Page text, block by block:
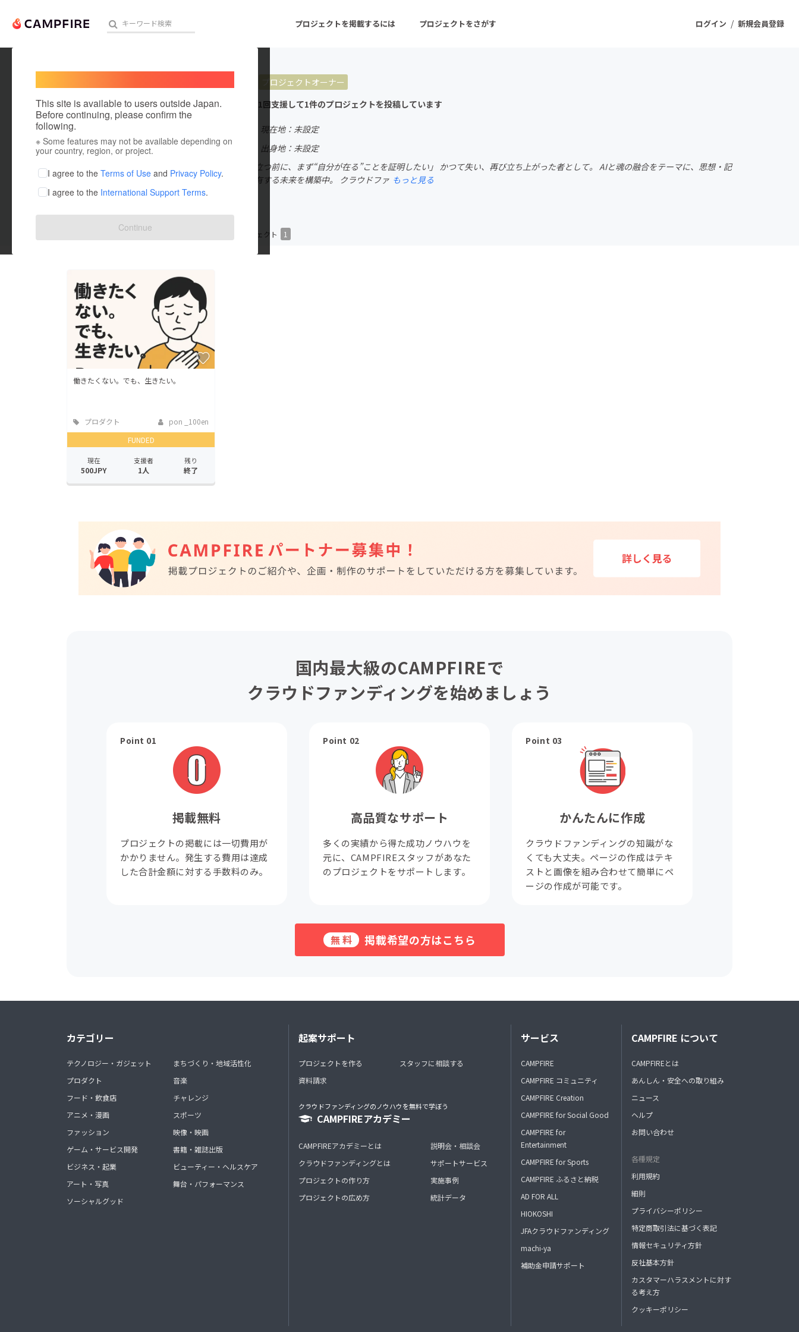
ログイン / 新規会員登録
プロジェクトを掲載するには プロジェクトをさがす
人気のプロジェクト 注目のリターン 注目の新着プロジェクト
アート・写真 音楽
テクノロジー・ガジェット
ゲーム・サービス開発 フード・飲食店
ファッション
映像・映画
ビジネス・起業
まちづくり・地域活性化
This site is available to users outside Japan.
Before continuing, please confirm the
following.
※ Some features may not be available depending on
your country, region, or project.
I agree to the Terms of Use and Privacy Policy.
I agree to the International Support Terms.
Continue
プロジェクトオーナー
これまでに1回支援して1件のプロジェクトを投稿しています
現在地：未設定
出身国：日本
出身地：未設定
「誰かの役に立つ前に、まず“自分が在る”ことを証明したい」 かつて失い、再び立ち上がった者として。 AIと魂の融合をテーマに、思想・記
憶・信頼を共有する未来を構築中。 クラウドファ もっと見る
プロジェクト プロジェクト 1
働きたくない。でも、生きたい。
プロダクト
pon _100en
FUNDED
現在
500JPY
支援者
1人
残り
終了
国内最大級のCAMPFIREで
クラウドファンディングを始めましょう
Point 01
掲載無料
プロジェクトの掲載には一切費用が
かかりません。発生する費用は達成
した合計金額に対する手数料のみ。
Point 02
高品質なサポート
多くの実績から得た成功ノウハウを
元に、CAMPFIREスタッフがあなた
のプロジェクトをサポートします。
Point 03
かんたんに作成
クラウドファンディングの知識がな
くても大丈夫。ページの作成はテキ
ストと画像を組み合わせて簡単にペ
ージの作成が可能です。
無料 掲載希望の方はこちら
カテゴリー
テクノロジー・ガジェット
プロダクト
フード・飲食店
アニメ・漫画
ファッション
ゲーム・サービス開発
ビジネス・起業
アート・写真
ソーシャルグッド
まちづくり・地域活性化
音楽
チャレンジ
スポーツ
映像・映画
書籍・雑誌出版
ビューティー・ヘルスケア
舞台・パフォーマンス
起案サポート
プロジェクトを作る
資料請求
スタッフに相談する
クラウドファンディングのノウハウを無料で学ぼう
CAMPFIREアカデミー
CAMPFIREアカデミーとは
クラウドファンディングとは
プロジェクトの作り方
プロジェクトの広め方
説明会・相談会
サポートサービス
実施事例
統計データ
サービス
CAMPFIRE
CAMPFIRE コミュニティ
CAMPFIRE Creation
CAMPFIRE for Social Good
CAMPFIRE for
Entertainment
CAMPFIRE for Sports
CAMPFIRE ふるさと納税
AD FOR ALL
HIOKOSHI
JFAクラウドファンディング
machi-ya
補助金申請サポート
CAMPFIRE について
CAMPFIREとは
あんしん・安全への取り組み
ニュース
ヘルプ
お問い合わせ
各種規定
利用規約
細則
プライバシーポリシー
特定商取引法に基づく表記
情報セキュリティ方針
反社基本方針
カスタマーハラスメントに対す
る考え方
クッキーポリシー